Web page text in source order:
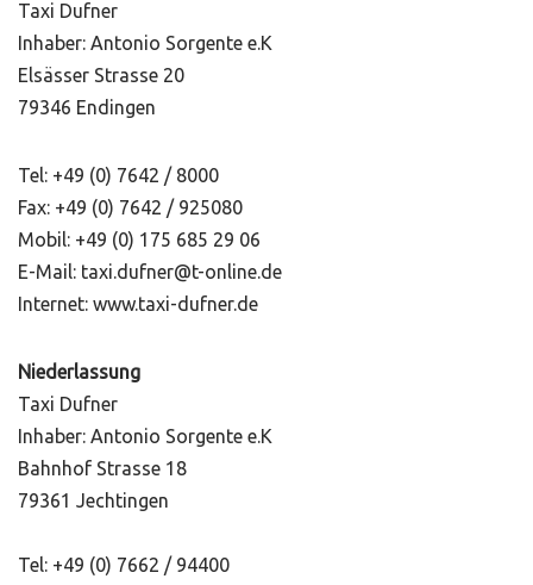
Taxi Dufner
Inhaber: Antonio Sorgente e.K
Elsässer Strasse 20
79346 Endingen
Tel: +49 (0) 7642 / 8000
Fax: +49 (0) 7642 / 925080
Mobil: +49 (0) 175 685 29 06
E-Mail: taxi.dufner@t-online.de
Internet: www.taxi-dufner.de
Niederlassung
Taxi Dufner
Inhaber: Antonio Sorgente e.K
Bahnhof Strasse 18
79361 Jechtingen
Tel: +49 (0) 7662 / 94400